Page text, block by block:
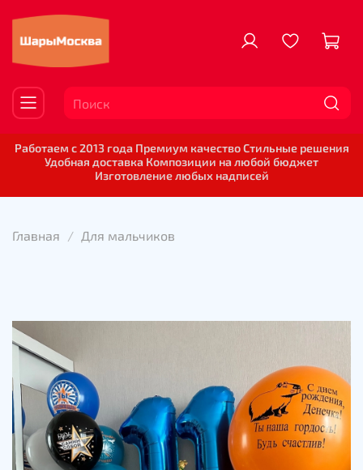
Работаем с 2013 года Премиум качество Стильные решения
Удобная доставка Композиции на любой бюджет
Изготовление любых надписей
Главная Для мальчиков